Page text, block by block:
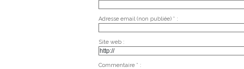
Adresse email (non publiée) * :
Site web :
Commentaire * :